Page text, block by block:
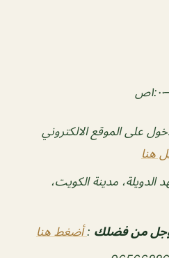
على الموقع الالكتروني
هنا
الدويلة، مدينة الكويت،
من فضلك :أضغط هنا